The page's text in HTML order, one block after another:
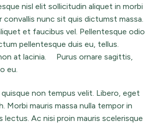
nisl elit sollicitudin aliquet in morbi
nunc sit quis dictumst massa.
et faucibus vel. Pellentesque odio
pellentesque duis eu, tellus.
at lacinia. Purus ornare sagittis,
eu.
quisque non tempus velit. Libero, eget
Morbi mauris massa nulla tempor in
lectus. Ac nisi proin mauris scelerisque